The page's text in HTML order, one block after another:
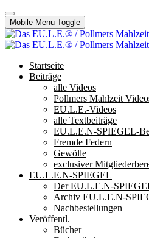
Mobile Menu Toggle
Startseite
Beiträge
alle Videos
Pollmers Mahlzeit
EU.L.E.-Videos
alle Textbeiträge
EU.L.E.N-SPIEGEL-
Fremde Federn
Gewölle
exclusiver
EU.L.E.N-SPIEGEL
Der EU.L.E.N-
Archiv EU.L.E.N-
Nachbestellungen
Veröffentl.
Bücher